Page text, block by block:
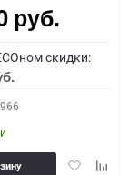
руб.
скидки:
Добавить